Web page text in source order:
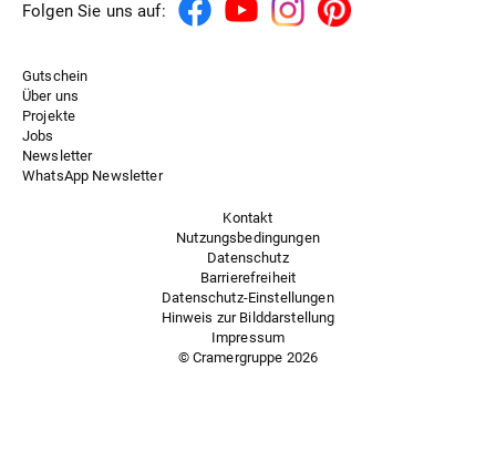
Folgen Sie uns auf:
Gutschein
Über uns
Projekte
Jobs
Newsletter
WhatsApp Newsletter
Kontakt
Nutzungsbedingungen
Datenschutz
Barrierefreiheit
Datenschutz-Einstellungen
Hinweis zur Bilddarstellung
Impressum
© Cramergruppe 2026